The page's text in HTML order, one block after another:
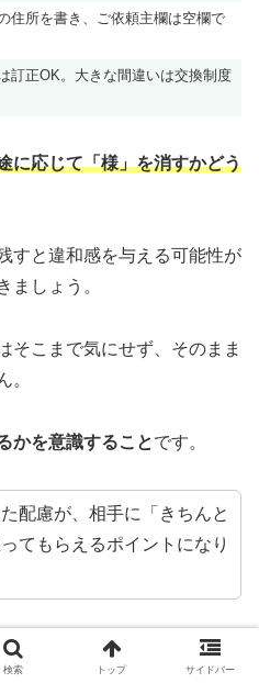
住所を書き、ご依頼主欄は空欄で
訂正OK。大きな間違いは交換制度
に応じて「様」を消すかどう
すと違和感を与える可能性が
ましょう。
そこまで気にせず、そのまま
。
かを意識することです。
配慮が、相手に「きちんと
てもらえるポイントになり
検索 トップ サイドバー